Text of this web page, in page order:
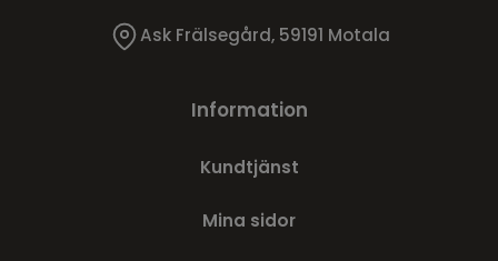
Ask Frälsegård, 59191 Motala
Information
Kundtjänst
Mina sidor